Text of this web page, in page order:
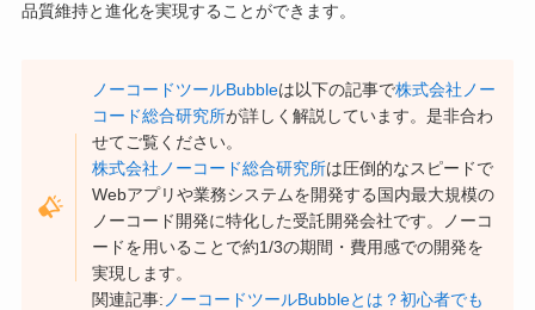
品質維持と進化を実現することができます。
ノーコードツールBubbleは以下の記事で株式会社ノー
コード総合研究所が詳しく解説しています。是非合わ
せてご覧ください。
株式会社ノーコード総合研究所は圧倒的なスピードで
Webアプリや業務システムを開発する国内最大規模の
ノーコード開発に特化した受託開発会社です。ノーコ
ードを用いることで約1/3の期間・費用感での開発を
実現します。
関連記事: ノーコードツールBubbleとは？初心者でも